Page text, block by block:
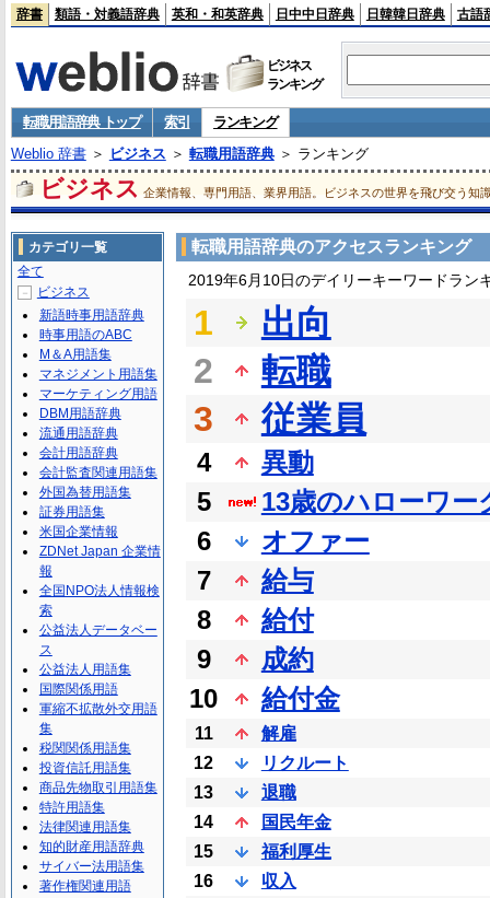
辞書 類語・対義語辞典 英和・和英辞典 日中中日辞典 日韓韓日辞典 古語
ビジネス
ランキング
転職用語辞典 トップ 索引
ランキング
Weblio 辞書＞ ビジネス ＞ 転職用語辞典＞ ランキング
ビジネス 企業情報、専門用語、業界用語。ビジネスの世界を飛び交う知
転職用語辞典のアクセスランキング
2019年6月10日のデイリーキーワードラン
1
出向
2
転職
3
従業員
4
異動
5
13歳のハローワー
6
オファー
7
給与
8
給付
9
成約
10
給付金
11
解雇
12
リクルート
13
退職
14
国民年金
15
福利厚生
16
収入
カテゴリ一覧
全て
－
ビジネス
新語時事用語辞典
時事用語のABC
M＆A用語集
マネジメント用語集
マーケティング用語
DBM用語辞典
流通用語辞典
会計用語辞典
会計監査関連用語集
外国為替用語集
証券用語集
米国企業情報
ZDNet Japan 企業情
報
全国NPO法人情報検
索
公益法人データベー
ス
公益法人用語集
国際関係用語
軍縮不拡散外交用語
集
税関関係用語集
投資信託用語集
商品先物取引用語集
特許用語集
法律関連用語集
知的財産用語辞典
サイバー法用語集
著作権関連用語